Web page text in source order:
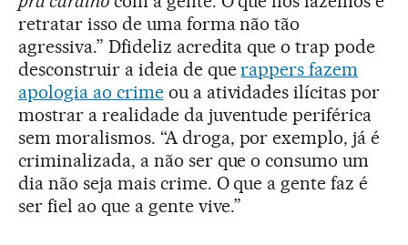
retratar isso de uma forma não tão
agressiva.” Dfideliz acredita que o trap pode
desconstruir a ideia de querappers fazem
apologia ao crimeou a atividades ilícitas por
mostrar a realidade da juventude periférica
sem moralismos. “A droga, por exemplo, já é
criminalizada, a não ser que o consumo um
dia não seja mais crime. O que a gente faz é
ser fiel ao que a gente vive.”